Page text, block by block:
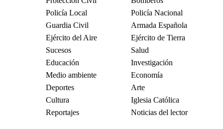
Policía Local
Policía Nacional
Guardia Civil
Armada Española
Ejército del Aire
Ejército de Tierra
Sucesos
Salud
Educación
Investigación
Medio ambiente
Economía
Deportes
Arte
Cultura
Iglesia Católica
Reportajes
Noticias del lector